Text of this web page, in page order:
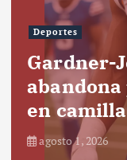
Deportes
Gardner-
en camilla
agosto 1, 2026